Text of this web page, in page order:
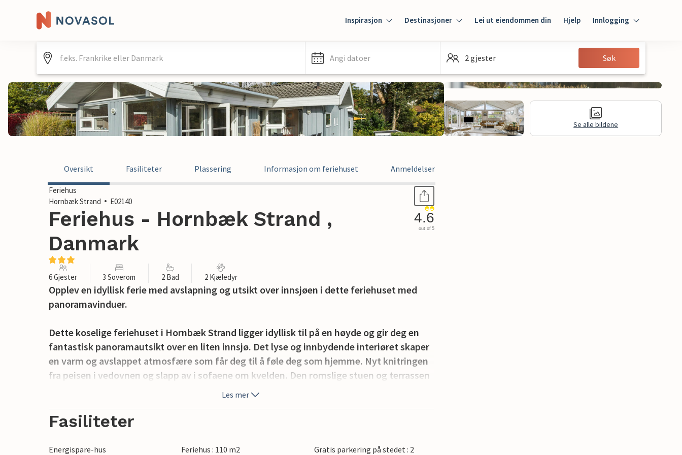
Inspirasjon Destinasjoner Lei ut eiendommen din Hjelp Innlogging
Innlogging
Gjest
Angi datoer 2 gjester Søk
Se alle bildene
Oversikt Fasiliteter Plassering Informasjon om feriehuset Anmeldelser
Feriehus
Hornbæk Strand
E02140
Feriehus - Hornbæk Strand ,
Danmark
4.6
out of 5
6 Gjester 3 Soverom 2 Bad 2 Kjæledyr
Opplev en idyllisk ferie med avslapning og utsikt over innsjøen i dette feriehuset med
panoramavinduer.
Dette koselige feriehuset i Hornbæk Strand ligger idyllisk til på en høyde og gir deg en
fantastisk panoramautsikt over en liten innsjø. Det lyse og innbydende interiøret skaper
en varm og avslappet atmosfære som får deg til å føle deg som hjemme. Nyt knitringen
fra peisen i vedovnen og slapp av i sofaene om kvelden. Den romslige stuen og terrassen
innbyr til opphold, mens utsikten over vannet danner det perfekte bakteppet for
kystlandskapet på den danske rivieraen. Ta lange spaserturer ved sjøen eller nyt en solrik
Les mer
Fasiliteter
Energispare-hus Feriehus : 110 m2
Gratis parkering på stedet : 2